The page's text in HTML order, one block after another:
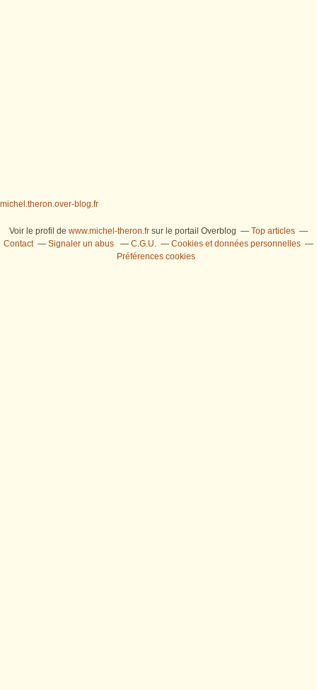
michel.theron.over-blog.fr
Voir le profil de www.michel-theron.fr sur le portail Overblog
Top articles
Contact
Signaler un abus C.G.U.
Cookies et données personnelles
Préférences cookies